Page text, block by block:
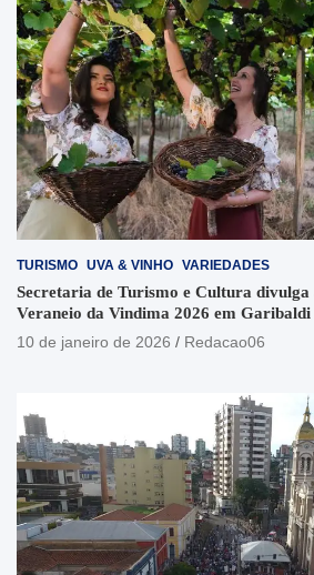
TURISMO UVA & VINHO VARIEDADES
Secretaria de Turismo e Cultura
Veraneio da Vindima 2026 em Garibaldi
10 de janeiro de 2026
Redacao06